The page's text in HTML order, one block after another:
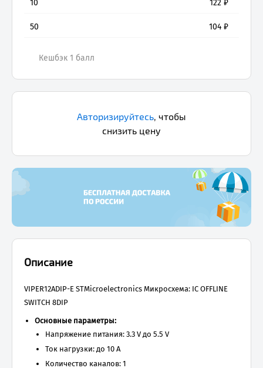
10 122 ₽
50 104 ₽
Кешбэк 1 балл
Авторизируйтесь, чтобы
снизить цену
Описание
VIPER12ADIP-E STMicroelectronics Микросхема: IC OFFLINE
SWITCH 8DIP
Основные параметры:
Напряжение питания: 3.3 V до 5.5 V
Ток нагрузки: до 10 A
Количество каналов: 1